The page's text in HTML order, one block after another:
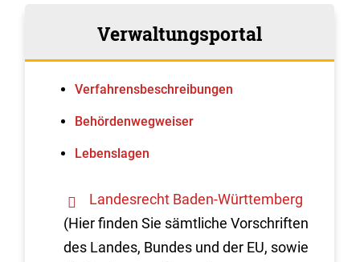
Verwaltungsportal
Verfahrens­beschreibungen
Behördenwegweiser
Lebenslagen
Landesrecht Baden-Württemberg
(Hier finden Sie sämtliche Vorschriften
des Landes, Bundes und der EU, sowie